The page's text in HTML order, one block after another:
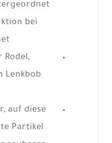
bei
Rodel,
Lenkbob
auf diese
Partikel